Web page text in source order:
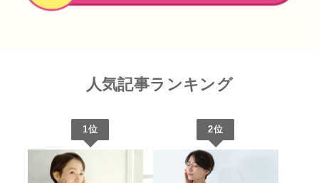
人気記事ランキング
1位 2位